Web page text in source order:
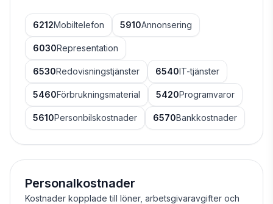
6212Mobiltelefon 5910Annonsering
6030Representation
6530Redovisningstjänster 6540IT-tjänster
5460Förbrukningsmaterial 5420Programvaror
5610Personbilskostnader 6570Bankkostnader
Personalkostnader
Kostnader kopplade till löner, arbetsgivaravgifter och